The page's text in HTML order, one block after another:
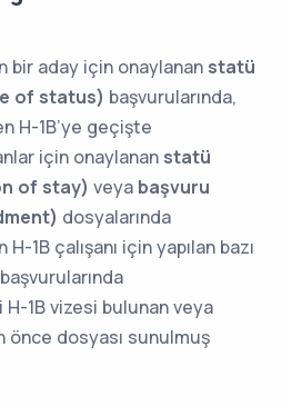
bir aday için onaylanan statü
of status) başvurularında,
H-1B’ye geçişte
için onaylanan statü
of stay) veya başvuru
dosyalarında
1B çalışanı için yapılan bazı
1B vizesi bulunan veya
dosyası sunulmuş